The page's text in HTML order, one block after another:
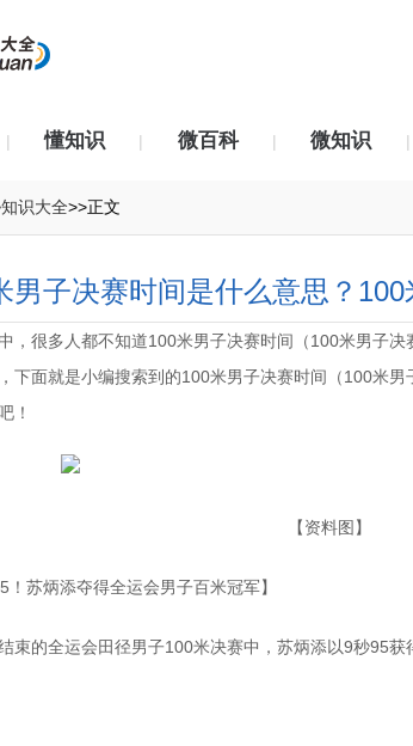
| 懂知识 | 微百科 | 微知识 |
知识大全>>正文
男子决赛时间是什么意思？
，很多人都不知道100米男子决赛时间（100米男子
下面就是小编搜索到的100米男子决赛时间（100米
！
【资料图】
！苏炳添夺得全运会男子百米冠军】
束的全运会田径男子100米决赛中，苏炳添以9秒95